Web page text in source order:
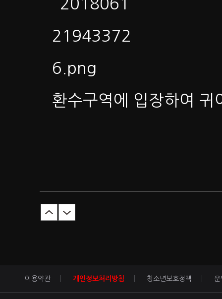
환수구역에 입장하여
이용약관 개인정보처리방침 청소년보호정책 운